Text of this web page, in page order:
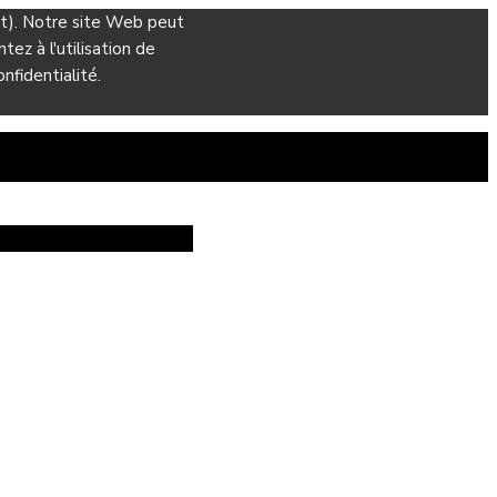
Notre site Web peut
à l'utilisation de